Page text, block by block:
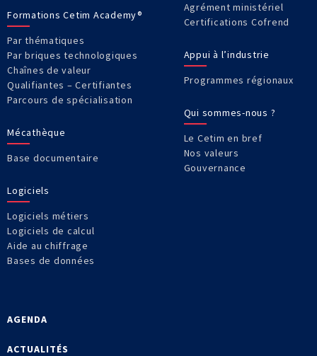
Formations Cetim Academy®
Par thématiques
Par briques technologiques
Chaînes de valeur
Qualifiantes – Certifiantes
Parcours de spécialisation
Mécathèque
Base documentaire
Logiciels
Logiciels métiers
Logiciels de calcul
Aide au chiffrage
Bases de données
Agrément ministériel
Certifications Cofrend
Appui à l’industrie
Programmes régionaux
Qui sommes-nous ?
Le Cetim en bref
Nos valeurs
Gouvernance
AGENDA
ACTUALITÉS